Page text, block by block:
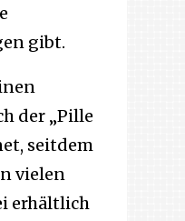
gibt.
der „Pille
seitdem
vielen
erhältlich